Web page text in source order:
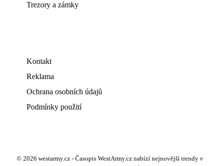
Trezory a zámky
Kontakt
Reklama
Ochrana osobních údajů
Podmínky použití
© 2026 westarmy.cz - Časopis WestArmy.cz nabízí nejnovější trendy v